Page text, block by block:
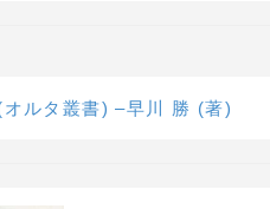
ルタ叢書) –早川 勝 (著)